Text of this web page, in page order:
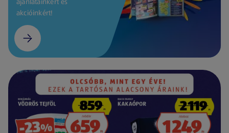
akcióinkért!